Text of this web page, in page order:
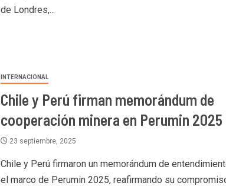
de Londres,...
INTERNACIONAL
Chile y Perú firman memorándum de
cooperación minera en Perumin 2025
23 septiembre, 2025
Chile y Perú firmaron un memorándum de
el marco de Perumin 2025, reafirmando su